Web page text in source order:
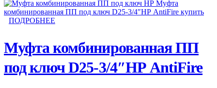
ПОДРОБНЕЕ
Муфта комбинированная ПП
под ключ D25-3/4″НР AntiFire